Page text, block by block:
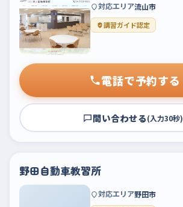
対応エリア流山市
講習ガイド認定
電話で予約する
問い合わせる(入力30秒)
野田自動車教習所
対応エリア野田市